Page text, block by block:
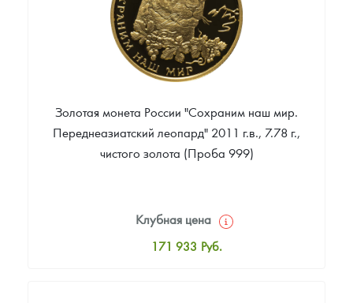
Золотая монета России "Сохраним наш мир.
Переднеазиатский леопард" 2011 г.в., 7.78 г.,
чистого золота (Проба 999)
Клубная цена
171 933 Руб.